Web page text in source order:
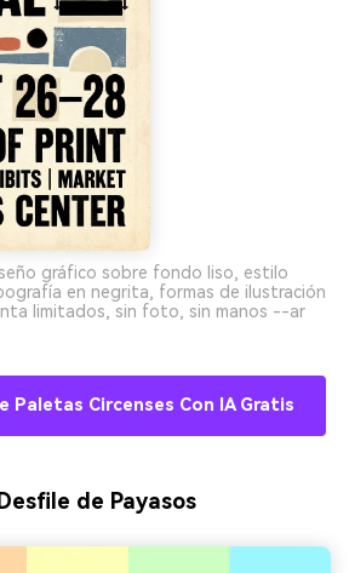
gráfico sobre fondo liso, estilo
en negrita, formas de ilustración
limitados, sin foto, sin manos --ar
Paletas Circenses Con IA Gratis
de Payasos